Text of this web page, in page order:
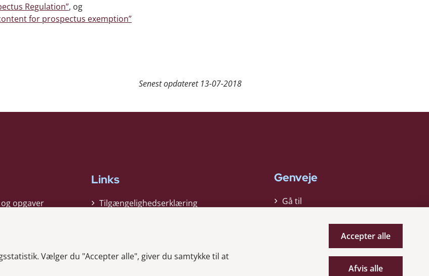
Regulation”, og
for prospectus exemption”
Senest opdateret 13-07-2018
opgaver
Links
Tilgængelighedserklæring
Whistleblower
Genveje
Gå til
Vælger du "Accepter alle", giver du samtykke til at
Accepter alle
Afvis alle